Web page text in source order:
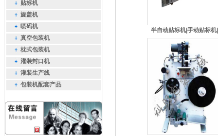
贴标机
旋盖机
喷码机
真空包装机
枕式包装机
灌装封口机
灌装生产线
包装机配套产品
半自动贴标机|手动贴标机|